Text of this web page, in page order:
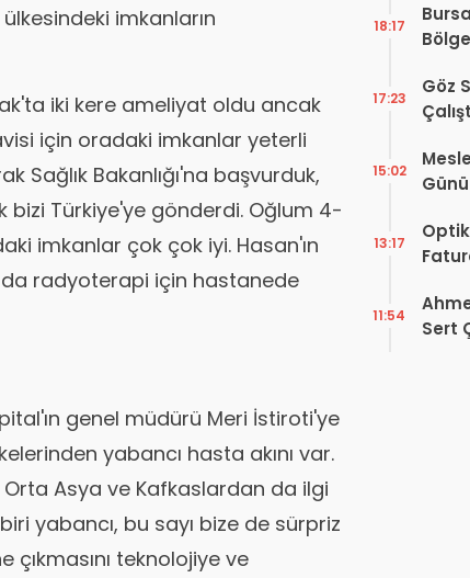
imkanların
iki kere ameliyat oldu ancak
için oradaki imkanlar yeterli
Sağlık Bakanlığı'na başvurduk,
bizi Türkiye'ye gönderdi. Oğlum 4-
imkanlar çok çok iyi. Hasan'ın
radyoterapi için hastanede
genel müdürü Meri İstiroti'ye
yabancı hasta akını var.
Asya ve Kafkaslardan da ilgi
yabancı, bu sayı bize de sürpriz
çıkmasını teknolojiye ve
18:17
Göz
17:23
15:02
13:17
Sert
11:54